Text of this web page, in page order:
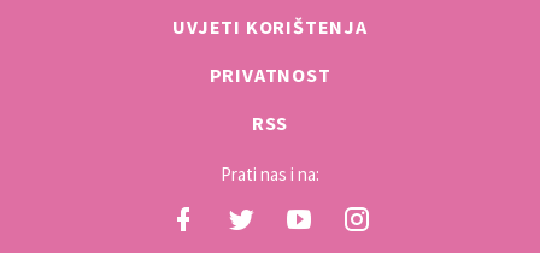
UVJETI KORIŠTENJA
PRIVATNOST
RSS
Prati nas i na: